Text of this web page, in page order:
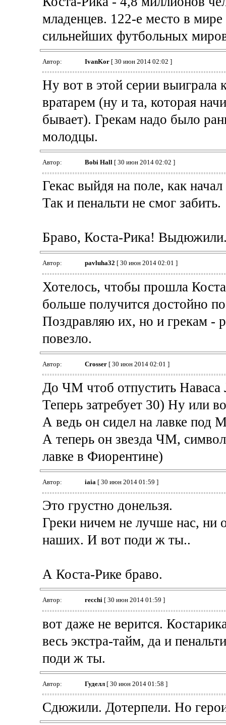
младенцев. 122-е место в
сильнейших футбольных
Автор: IvanKor[ 30 июн 2014 02:02 ]
Ну вот в этой серии выиграла
вратарем (ну и та, которая
бывает). Грекам надо было
молодцы.
Автор: Bobi Hall[ 30 июн 2014 02:02 ]
Гекас выйдя на поле, как
Так и пенальти не смог забить.
Браво, Коста-Рика!
Автор: pavluha32 [ 30 июн 2014 02:01 ]
Хотелось, чтобы прошла
больше получится достойно
Поздравляю их, но и грекам -
повезло.
Автор: Crosser[ 30 июн 2014 02:01 ]
До ЧМ чтоб отпустить Наваса
Теперь затребует 30) Ну или
А ведь он сидел на лавке под
А теперь он звезда ЧМ,
лавке в Фиорентине)
Автор: iaia[ 30 июн 2014 01:59 ]
Это грустно донельзя.
Греки ничем не лучше нас, ни
наших. И вот поди ж ты..
А Коста-Рике браво.
Автор: recchi[ 30 июн 2014 01:59 ]
вот даже не верится.
весь экстра-тайм, да и
поди ж ты.
Автор: Гуделл[ 30 июн 2014 01:58 ]
Сдюжили. Дотерпели. Но